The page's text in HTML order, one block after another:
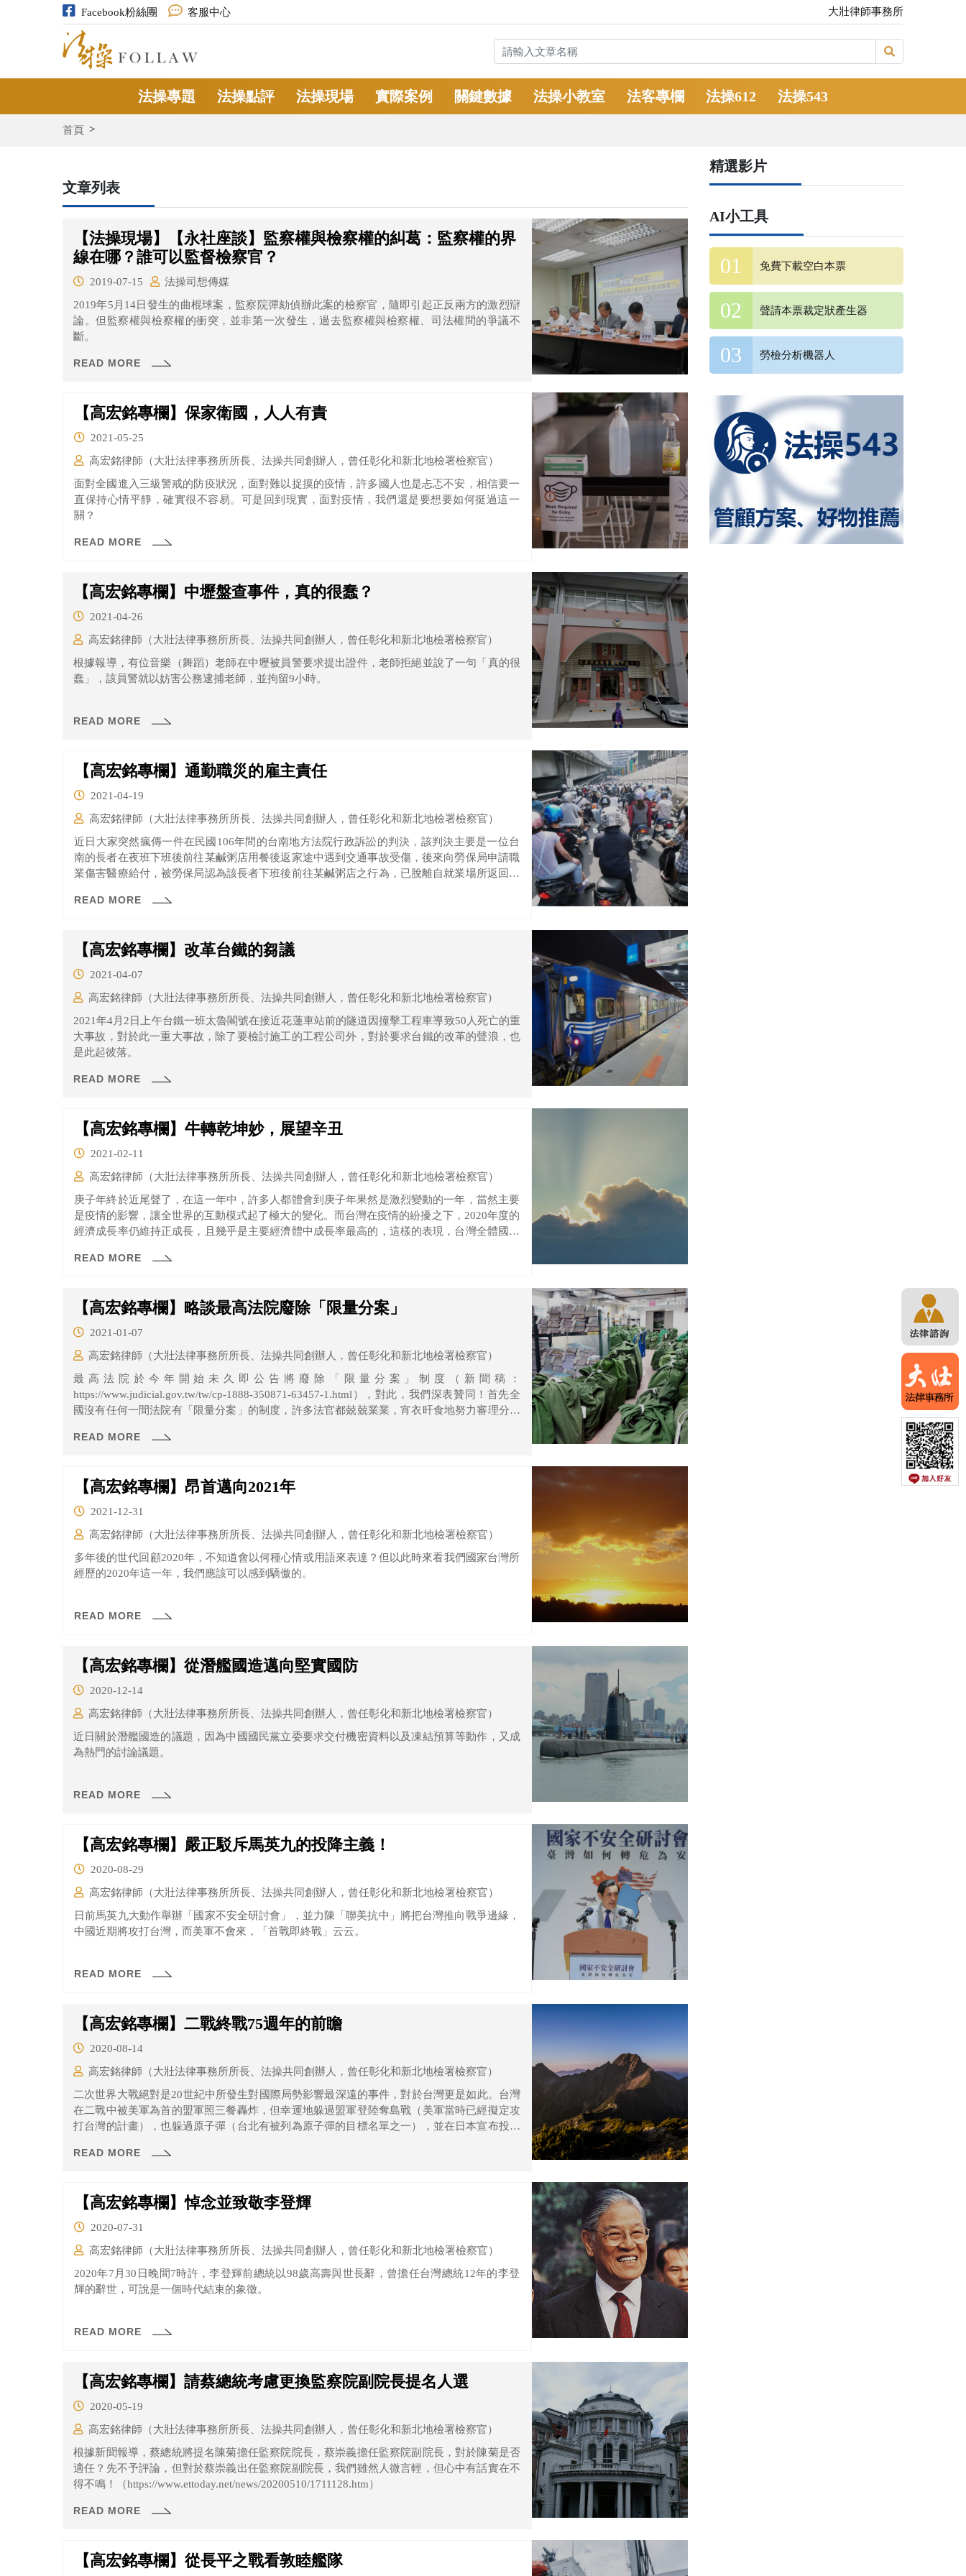
Facebook粉絲團 客服中心 大壯律師事務所
法操專題 法操點評 法操現場 實際案例 關鍵數據 法操小教室 法客專欄 法操612 法操543
首頁
文章列表
【法操現場】【永社座談】監察權與檢察權的糾葛：監察權的界
線在哪？誰可以監督檢察官？
2019-07-15
法操司想傳媒
2019年5月14日發生的曲棍球案，監察院彈劾偵辦此案的檢察官，隨即引起正反兩方的激烈辯
論。但監察權與檢察權的衝突，並非第一次發生，過去監察權與檢察權、司法權間的爭議不
斷。
READ MORE
【高宏銘專欄】保家衛國，人人有責
2021-05-25
高宏銘律師（大壯法律事務所所長、法操共同創辦人，曾任彰化和新北地檢署檢察官）
面對全國進入三級警戒的防疫狀況，面對難以捉摸的疫情，許多國人也是忐忑不安，相信要一
直保持心情平靜，確實很不容易。可是回到現實，面對疫情，我們還是要想要如何挺過這一
關？
READ MORE
【高宏銘專欄】中壢盤查事件，真的很蠢？
2021-04-26
高宏銘律師（大壯法律事務所所長、法操共同創辦人，曾任彰化和新北地檢署檢察官）
根據報導，有位音樂（舞蹈）老師在中壢被員警要求提出證件，老師拒絕並說了一句「真的很
蠢」，該員警就以妨害公務逮捕老師，並拘留9小時。
READ MORE
【高宏銘專欄】通勤職災的雇主責任
2021-04-19
高宏銘律師（大壯法律事務所所長、法操共同創辦人，曾任彰化和新北地檢署檢察官）
近日大家突然瘋傳一件在民國106年間的台南地方法院行政訴訟的判決，該判決主要是一位台
南的長者在夜班下班後前往某鹹粥店用餐後返家途中遇到交通事故受傷，後來向勞保局申請職
業傷害醫療給付，被勞保局認為該長者下班後前往某鹹粥店之行為，已脫離自就業場所返回日
在本件中，法官認為下班後去吃碗鹹粥是該長者日常習性，所以是日常生活所必需的之私人行
READ MORE
【高宏銘專欄】改革台鐵的芻議
2021-04-07
高宏銘律師（大壯法律事務所所長、法操共同創辦人，曾任彰化和新北地檢署檢察官）
2021年4月2日上午台鐵一班太魯閣號在接近花蓮車站前的隧道因撞擊工程車導致50人死亡的重
大事故，對於此一重大事故，除了要檢討施工的工程公司外，對於要求台鐵的改革的聲浪，也
是此起彼落。
READ MORE
【高宏銘專欄】牛轉乾坤妙，展望辛丑
2021-02-11
高宏銘律師（大壯法律事務所所長、法操共同創辦人，曾任彰化和新北地檢署檢察官）
庚子年終於近尾聲了，在這一年中，許多人都體會到庚子年果然是激烈變動的一年，當然主要
是疫情的影響，讓全世界的互動模式起了極大的變化。而台灣在疫情的紛擾之下，2020年度的
經濟成長率仍維持正成長，且幾乎是主要經濟體中成長率最高的，這樣的表現，台灣全體國人
READ MORE
【高宏銘專欄】略談最高法院廢除「限量分案」
2021-01-07
高宏銘律師（大壯法律事務所所長、法操共同創辦人，曾任彰化和新北地檢署檢察官）
最高法院於今年開始未久即公告將廢除「限量分案」制度（新聞稿：
https://www.judicial.gov.tw/tw/cp-1888-350871-63457-1.html），對此，我們深表贊同！首先全
國沒有任何一間法院有「限量分案」的制度，許多法官都兢兢業業，宵衣旰食地努力審理分派
法院於本採取「限量分案」，讓許多案件都只是在最高法院等待分案，等待時間甚至可能超過
READ MORE
【高宏銘專欄】昂首邁向2021年
2021-12-31
高宏銘律師（大壯法律事務所所長、法操共同創辦人，曾任彰化和新北地檢署檢察官）
多年後的世代回顧2020年，不知道會以何種心情或用語來表達？但以此時來看我們國家台灣所
經歷的2020年這一年，我們應該可以感到驕傲的。
READ MORE
【高宏銘專欄】從潛艦國造邁向堅實國防
2020-12-14
高宏銘律師（大壯法律事務所所長、法操共同創辦人，曾任彰化和新北地檢署檢察官）
近日關於潛艦國造的議題，因為中國國民黨立委要求交付機密資料以及凍結預算等動作，又成
為熱門的討論議題。
READ MORE
【高宏銘專欄】嚴正駁斥馬英九的投降主義！
2020-08-29
高宏銘律師（大壯法律事務所所長、法操共同創辦人，曾任彰化和新北地檢署檢察官）
日前馬英九大動作舉辦「國家不安全研討會」，並力陳「聯美抗中」將把台灣推向戰爭邊緣，
中國近期將攻打台灣，而美軍不會來，「首戰即終戰」云云。
READ MORE
【高宏銘專欄】二戰終戰75週年的前瞻
2020-08-14
高宏銘律師（大壯法律事務所所長、法操共同創辦人，曾任彰化和新北地檢署檢察官）
二次世界大戰絕對是20世紀中所發生對國際局勢影響最深遠的事件，對於台灣更是如此。台灣
在二戰中被美軍為首的盟軍照三餐轟炸，但幸運地躲過盟軍登陸奪島戰（美軍當時已經擬定攻
打台灣的計畫），也躲過原子彈（台北有被列為原子彈的目標名單之一），並在日本宣布投降
充滿了難以言表的矛盾感。
READ MORE
【高宏銘專欄】悼念並致敬李登輝
2020-07-31
高宏銘律師（大壯法律事務所所長、法操共同創辦人，曾任彰化和新北地檢署檢察官）
2020年7月30日晚間7時許，李登輝前總統以98歲高壽與世長辭，曾擔任台灣總統12年的李登
輝的辭世，可說是一個時代結束的象徵。
READ MORE
【高宏銘專欄】請蔡總統考慮更換監察院副院長提名人選
2020-05-19
高宏銘律師（大壯法律事務所所長、法操共同創辦人，曾任彰化和新北地檢署檢察官）
根據新聞報導，蔡總統將提名陳菊擔任監察院院長，蔡崇義擔任監察院副院長，對於陳菊是否
適任？先不予評論，但對於蔡崇義出任監察院副院長，我們雖然人微言輕，但心中有話實在不
得不鳴！（https://www.ettoday.net/news/20200510/1711128.htm）
READ MORE
【高宏銘專欄】從長平之戰看敦睦艦隊
精選影片
AI小工具
免費下載空白本票
聲請本票裁定狀產生器
勞檢分析機器人